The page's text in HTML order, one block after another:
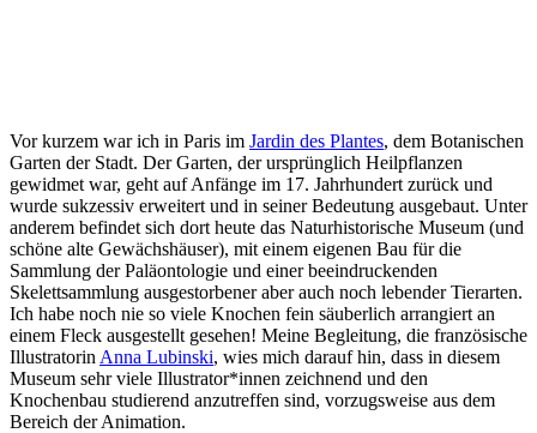
Vor kurzem war ich in Paris im Jardin des Plantes, dem Botanischen
Garten der Stadt. Der Garten, der ursprünglich Heilpflanzen
gewidmet war, geht auf Anfänge im 17. Jahrhundert zurück und
wurde sukzessiv erweitert und in seiner Bedeutung ausgebaut. Unter
anderem befindet sich dort heute das Naturhistorische Museum (und
schöne alte Gewächshäuser), mit einem eigenen Bau für die
Sammlung der Paläontologie und einer beeindruckenden
Skelettsammlung ausgestorbener aber auch noch lebender Tierarten.
Ich habe noch nie so viele Knochen fein säuberlich arrangiert an
einem Fleck ausgestellt gesehen! Meine Begleitung, die französische
Illustratorin Anna Lubinski, wies mich darauf hin, dass in diesem
Museum sehr viele Illustrator*innen zeichnend und den
Knochenbau studierend anzutreffen sind, vorzugsweise aus dem
Bereich der Animation.